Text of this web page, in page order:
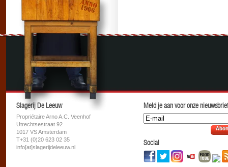
Slagerij De Leeuw
Propriétaire Arno A.C. Veenhof
Utrechtsestraat 92
1017 VS Amsterdam
T+31 (0)20 623 02 35
info[at]slagerijdeleeuw.nl
Meld je aan voor onze
Social